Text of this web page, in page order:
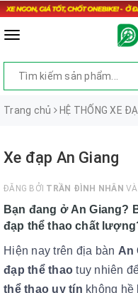
Trang chủ HỆ THỐNG XE
Xe đạp An Giang
ĐĂNG BỞI TRẦN ĐÌNH NHÂN
Bạn đang ở An Giang?
đạp thể thao chất
Hiện nay trên địa bàn An
đạp thể thaotuy nhiên
thể thao uy tín không hề